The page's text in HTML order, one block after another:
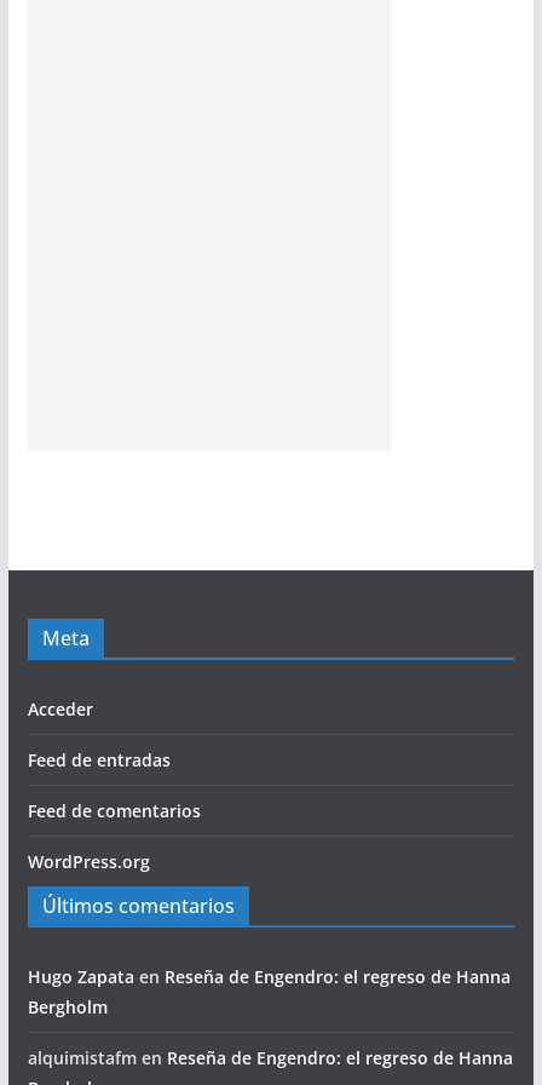
Meta
Acceder
Feed de entradas
Feed de comentarios
WordPress.org
Últimos comentarios
Hugo Zapata en Reseña de Engendro: el regreso de Hanna
Bergholm
alquimistafmen Reseña de Engendro: el regreso de Hanna